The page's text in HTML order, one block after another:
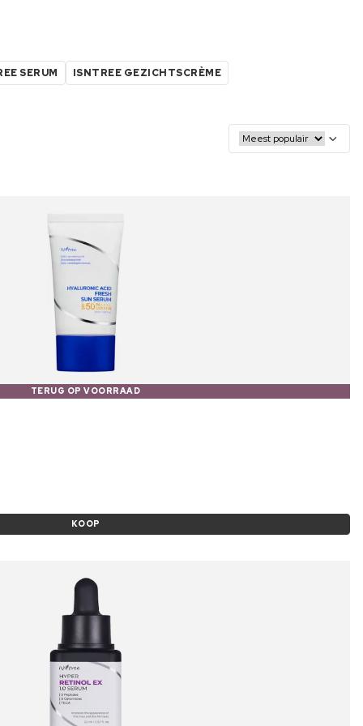
SERUM ISNTREE GEZICHTSCRÈME
TERUG OP VOORRAAD
KOOP